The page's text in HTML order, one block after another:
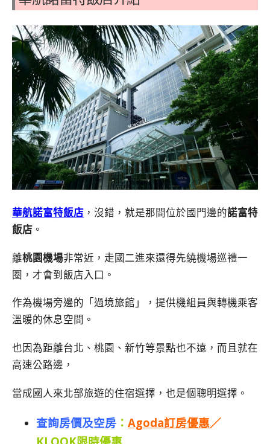
華航諾富特飯店 ，沒錯，就是那間位於國門邊的諾富特
飯店 。
離桃園機場非常近，走國二進來還得先繞機場巡禮一
圈，才會到飯店入口。
作為機場旁邊的「過境旅館」，提供機組員與轉機乘客
溫暖的休息空間。
也因為距離台北、桃園、新竹等景點也不遠，而且就在
高速公路邊，
當成國人來北部旅遊的住宿選擇，也是個聰明選擇。
查詢房價及空房 ： Agoda訂房優惠／